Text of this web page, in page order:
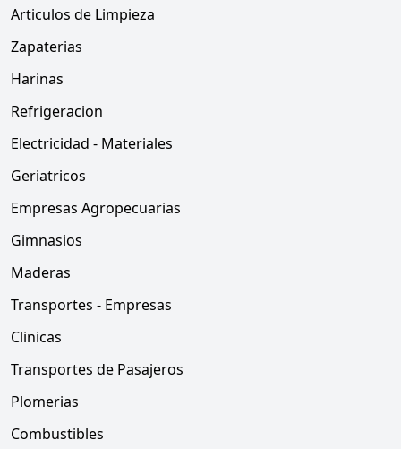
Articulos de Limpieza
Zapaterias
Harinas
Refrigeracion
Electricidad - Materiales
Geriatricos
Empresas Agropecuarias
Gimnasios
Maderas
Transportes - Empresas
Clinicas
Transportes de Pasajeros
Plomerias
Combustibles